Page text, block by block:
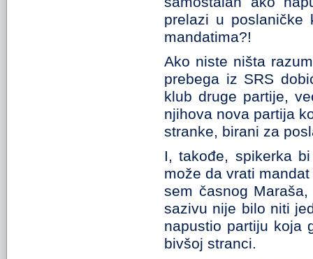
prelazi u poslaničke
mandatima?!
Ako niste ništa
prebega iz SRS
klub druge partije,
njihova nova partija
stranke, birani za
I, takođe, spikerka
može da vrati
sem časnog
sazivu nije bilo niti
napustio partiju koja
bivšoj stranci.